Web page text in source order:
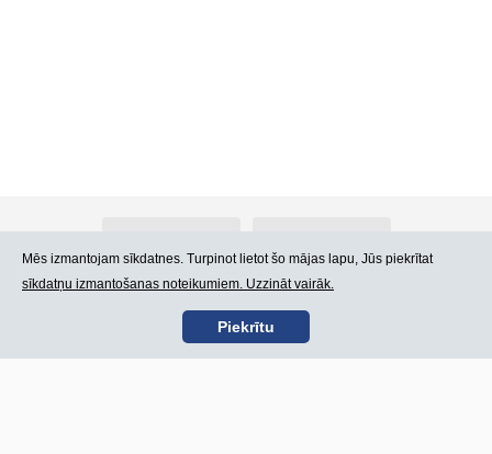
Kontakti Lietošanas noteikumi
Mēs izmantojam sīkdatnes. Turpinot lietot šo mājas lapu, Jūs piekrītat
sīkdatņu izmantošanas noteikumiem. Uzzināt vairāk.
Piekrītu